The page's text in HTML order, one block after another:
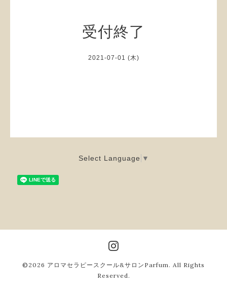
受付終了
2021-07-01 (木)
Select Language ▼
©2026 アロマセラピースクール&サロンParfum . All Rights
Reserved.